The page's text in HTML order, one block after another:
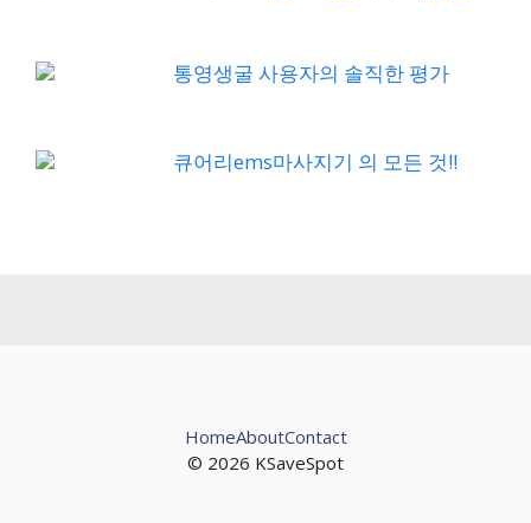
통영생굴 사용자의 솔직한 평가
큐어리ems마사지기 의 모든 것!!
© 2026 KSaveSpot
HomeAboutContact